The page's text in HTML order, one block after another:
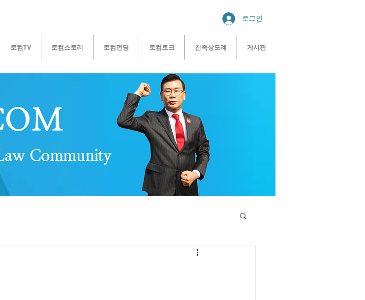
로그인
로컴TV 로컴스토리 로컴펀딩 로컴토크 친족상도례 게시판